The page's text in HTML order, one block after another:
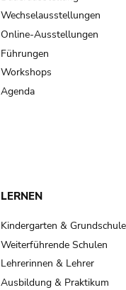
Wechselausstellungen
Online-Ausstellungen
Führungen
Workshops
Agenda
LERNEN
Kindergarten &
Weiterführende Schulen
Lehrerinnen & Lehrer
Ausbildung & Praktikum